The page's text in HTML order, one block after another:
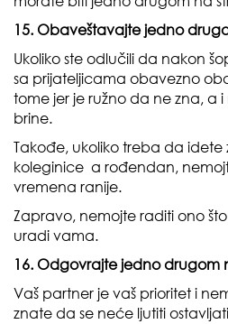
15. Obaveštavajte jedno
Ukoliko ste odlučili da nakon
sa prijateljicama obavezno
tome jer je ružno da ne zna, a
brine.
Takođe, ukoliko treba da
koleginice a rođendan,
vremena ranije.
Zapravo, nemojte raditi ono
uradi vama.
16. Odgovrajte jedno drugom
Vaš partner je vaš prioritet i
znate da se neće ljutiti